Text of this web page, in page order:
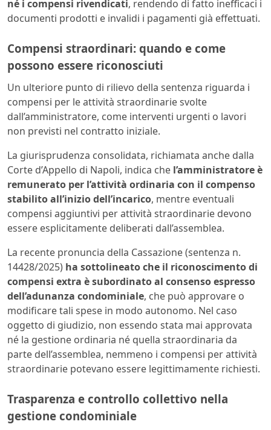
né i compensi rivendicati, rendendo di fatto inefficaci i
documenti prodotti e invalidi i pagamenti già effettuati.
Compensi straordinari: quando e come
possono essere riconosciuti
Un ulteriore punto di rilievo della sentenza riguarda i
compensi per le attività straordinarie svolte
dall’amministratore, come interventi urgenti o lavori
non previsti nel contratto iniziale.
La giurisprudenza consolidata, richiamata anche dalla
Corte d’Appello di Napoli, indica che l’amministratore è
remunerato per l’attività ordinaria con il compenso
stabilito all’inizio dell’incarico, mentre eventuali
compensi aggiuntivi per attività straordinarie devono
essere esplicitamente deliberati dall’assemblea.
La recente pronuncia della Cassazione (sentenza n.
14428/2025) ha sottolineato che il riconoscimento di
compensi extra è subordinato al consenso espresso
dell’adunanza condominiale, che può approvare o
modificare tali spese in modo autonomo. Nel caso
oggetto di giudizio, non essendo stata mai approvata
né la gestione ordinaria né quella straordinaria da
parte dell’assemblea, nemmeno i compensi per attività
straordinarie potevano essere legittimamente richiesti.
Trasparenza e controllo collettivo nella
gestione condominiale